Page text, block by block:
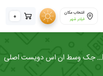
انتخاب مکان
فیلتر شهر
0
لوازم یدکی ان اس 200 (Pulsar NS200)جک وسط ان اس دویست اصلی